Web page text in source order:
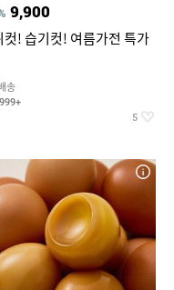
9,900
컷! 습기컷! 여름가전 특가
송
999+
5